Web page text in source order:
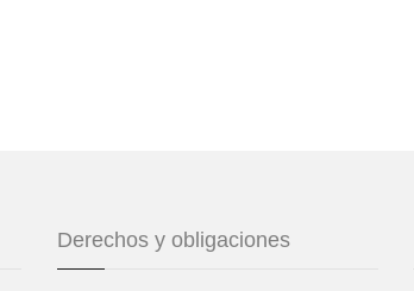
Derechos y obligaciones